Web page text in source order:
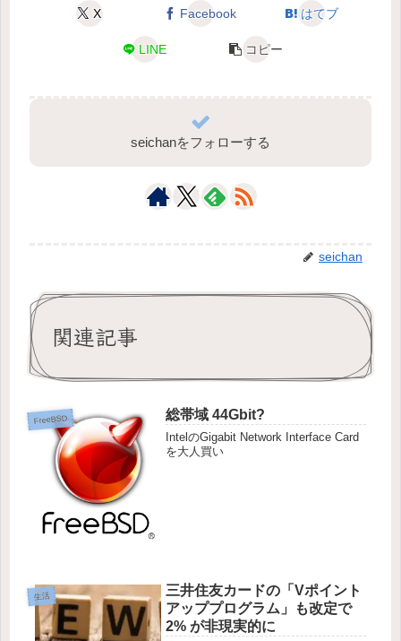
X Facebook はてブ
LINE コピー
seichanをフォローする
seichan
関連記事
FreeBSD 総帯域 44Gbit?
IntelのGigabit Network Interface Card
を大人買い
生活
三井住友カードの「Vポイント
アッププログラム」も改定で
2% が非現実的に